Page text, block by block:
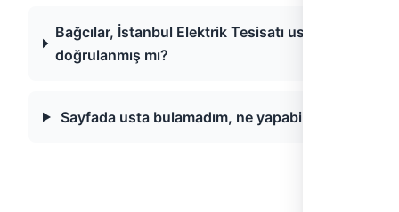
Bağcılar, İstanbul Elektrik Tesisatı ustaları
doğrulanmış mı?
Sayfada usta bulamadım, ne yapabilirim?